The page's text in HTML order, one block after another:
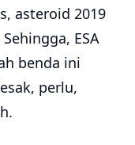
asteroid 2019
ESA
benda ini
perlu,